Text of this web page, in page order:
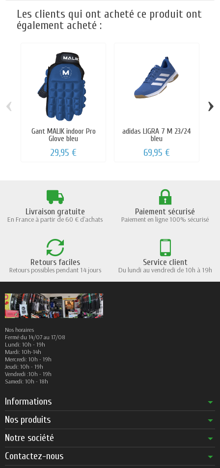
Les clients qui ont acheté ce produit ont
également acheté :
Gant MALIK indoor Pro
Glove bleu
29,95 €
adidas LIGRA 7 M 23/24
bleu
69,95 €
‹ ›
Livraison gratuite
En France à partir de 60 € d'achats
Paiement sécurisé
Paiement en ligne 100% sécurisé
Retours faciles
Retours possibles pendant 14 jours
Service client
Du lundi au vendredi de 10h à 19h
Nos horaires
Fermé du 14/07 au 17/08
Lundi: 10h - 19h
Mardi: 10h-14h
Mercredi: 10h - 19h
Jeudi: 10h - 19h
Vendredi :10h - 19h
Samedi: 10h - 18h
Informations
Nos produits
Notre société
Contactez-nous